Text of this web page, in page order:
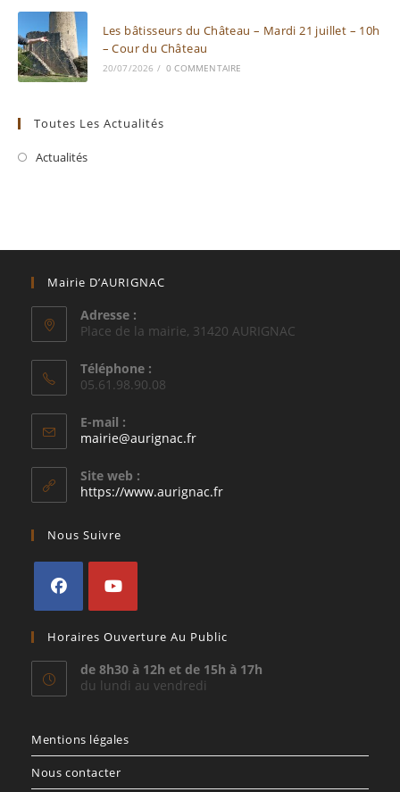
Les bâtisseurs du Château – Mardi 21 juillet – 10h
– Cour du Château
20/07/2026 / 0 COMMENTAIRE
Toutes Les Actualités
Actualités
Mairie D’AURIGNAC
Adresse :
Place de la mairie, 31420 AURIGNAC
Téléphone :
05.61.98.90.08
E-mail :
mairie@aurignac.frS’ouvre
application
Site web :
https://www.aurignac.fr
Nous Suivre
dans
un
nouvel
dans
un
nouvel
Horaires Ouverture Au Public
de 8h30 à 12h et de 15h à 17h
du lundi au vendredi
Mentions légales
Nous contacter